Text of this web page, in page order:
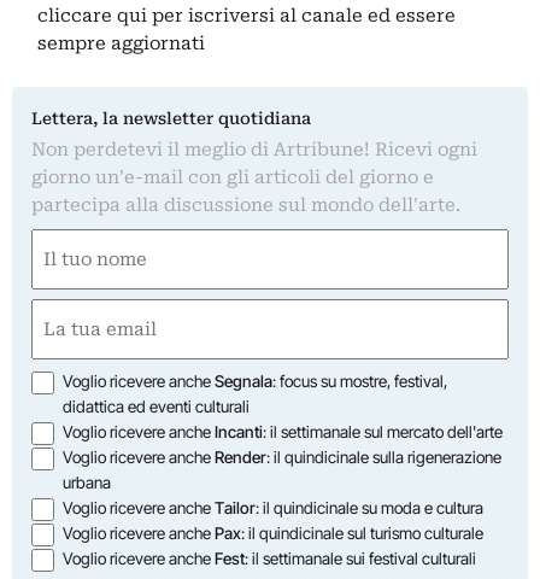
cliccare qui per iscriversi al canale ed essere
sempre aggiornati
Lettera, la newsletter quotidiana
Non perdetevi il meglio di Artribune! Ricevi ogni
giorno un'e-mail con gli articoli del giorno e
partecipa alla discussione sul mondo dell'arte.
(Obbligatorio)
Nome
(Obbligatorio)
Opzioni
Voglio ricevere ancheSegnala: focus su mostre, festival,
didattica ed eventi culturali
Voglio ricevere ancheIncanti: il settimanale sul mercato dell'arte
Voglio ricevere ancheRender: il quindicinale sulla rigenerazione
urbana
Voglio ricevere ancheTailor: il quindicinale su moda e cultura
Voglio ricevere anchePax: il quindicinale sul turismo culturale
Voglio ricevere ancheFest: il settimanale sui festival culturali